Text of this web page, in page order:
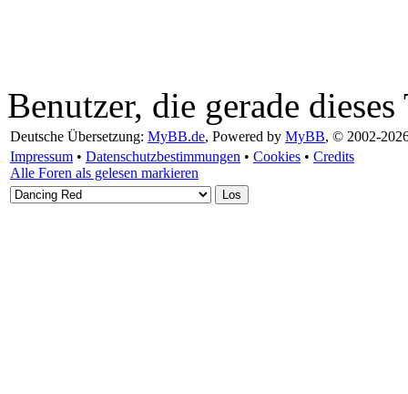
Benutzer, die gerade
Deutsche Übersetzung: MyBB.de, Powered by MyBB, © 2002-
Impressum • Datenschutzbestimmungen • Cookies • Credits
Alle Foren als gelesen markieren